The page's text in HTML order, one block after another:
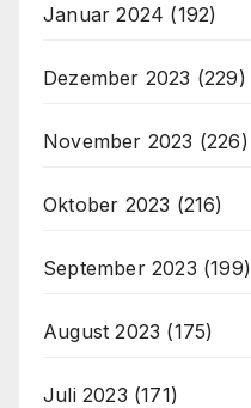
Januar 2024 (192)
Dezember 2023 (229)
November 2023 (226)
Oktober 2023 (216)
September 2023 (199)
August 2023 (175)
Juli 2023 (171)